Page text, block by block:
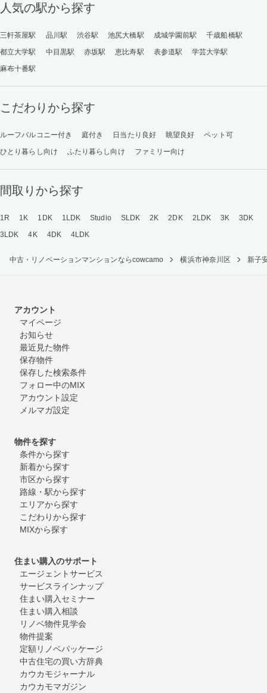
人気の駅から探す
三軒茶屋駅 品川駅 渋谷駅 池尻大橋駅 成城学園前駅
千歳船橋駅
都立大学駅
中目黒駅 赤坂駅 恵比寿駅 表参道駅
学芸大学駅
麻布十番駅
こだわりから探す
ルーフバルコニー付き 庭付き 日当たり良好 眺望良好
ペット可
ひとり暮らし向け
ふたり暮らし向け ファミリー向け
間取りから探す
1R 1K 1DK 1LDK Studio SLDK 2K 2DK 2LDK 3K
3DK
3LDK
4K 4DK 4LDK
中古・リノベーションマンションならcowcamo 横浜市神奈川区 新子
アカウント
マイページ
お知らせ
最近見た物件
保存物件
保存した検索条件
フォロー中のMIX
アカウント設定
メルマガ設定
物件を探す
条件から探す
新着から探す
市区から探す
路線・駅から探す
エリアから探す
こだわりから探す
MIXから探す
住まい購入のサポート
エージェントサービス
サービスラインナップ
住まい購入セミナー
住まい購入相談
リノベ物件見学会
物件提案
定額リノベパッケージ
中古住宅の買い方辞典
カウカモジャーナル
カウカモマガジン